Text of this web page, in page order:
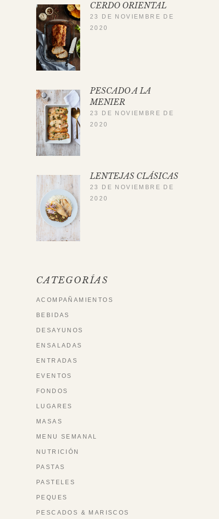
CERDO ORIENTAL
23 DE NOVIEMBRE DE
2020
PESCADO A LA
MENIER
23 DE NOVIEMBRE DE
2020
LENTEJAS CLÁSICAS
23 DE NOVIEMBRE DE
2020
CATEGORÍAS
ACOMPAÑAMIENTOS
BEBIDAS
DESAYUNOS
ENSALADAS
ENTRADAS
EVENTOS
FONDOS
LUGARES
MASAS
MENU SEMANAL
NUTRICIÓN
PASTAS
PASTELES
PEQUES
PESCADOS & MARISCOS